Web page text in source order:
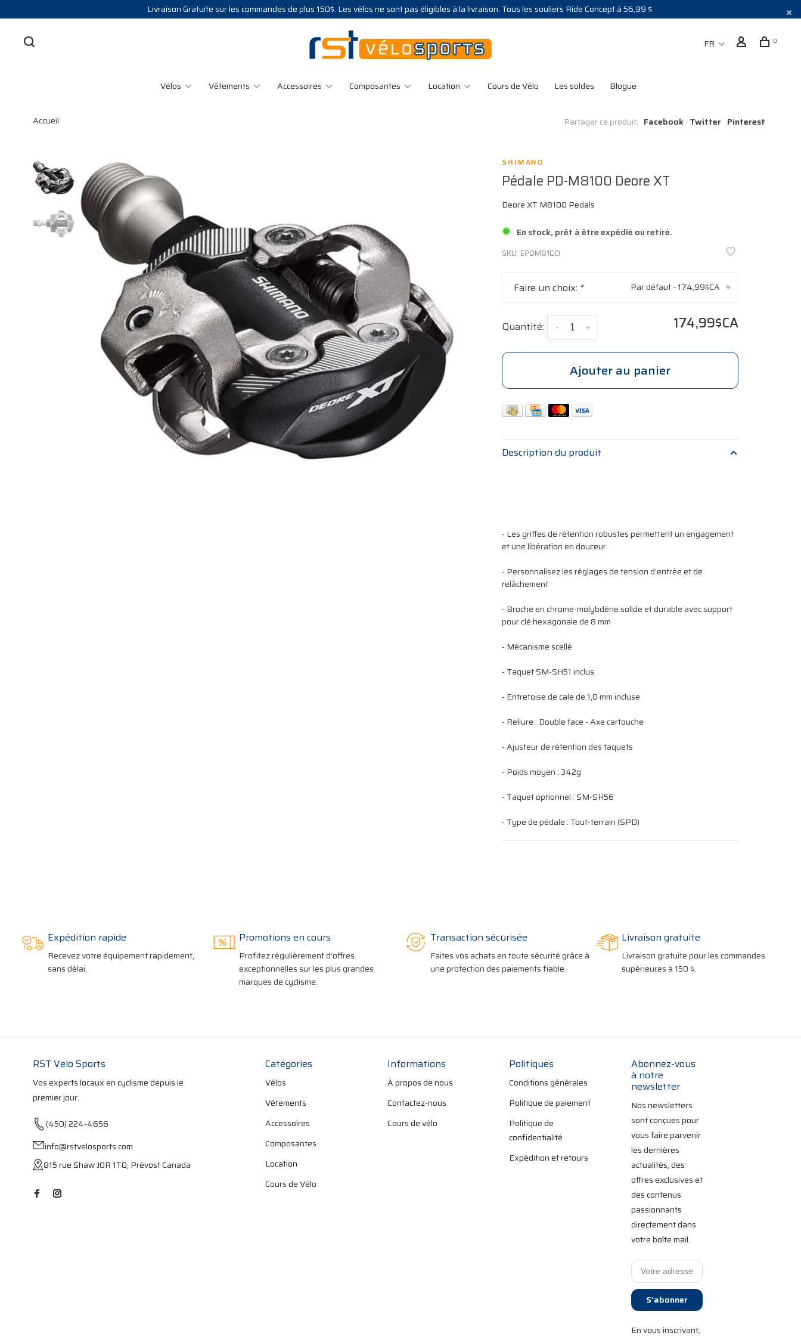
Livraison Gratuite sur les commandes de plus 150$. Les vélos ne sont pas éligibles à la livraison. Tous les souliers Ride Concept à 56,99 $.
FR 0
Vélos Vêtements Accessoires Composantes Location Cours de Vélo Les soldes Blogue
Accueil Partager ce produit: Facebook Twitter Pinterest
SHIMANO
Pédale PD-M8100 Deore XT
Deore XT M8100 Pedals
En stock, prêt à être expédié ou retiré.
SKU: EPDM8100
Faire un choix: * Par défaut - 174,99$CA ▾
Quantité: +
- 174,99$CA
Ajouter au panier
Description du produit
- Les griffes de rétention robustes permettent un engagement
et une libération en douceur
- Personnalisez les réglages de tension d'entrée et de
relâchement
- Broche en chrome-molybdène solide et durable avec support
pour clé hexagonale de 8 mm
- Mécanisme scellé
- Taquet SM-SH51 inclus
- Entretoise de cale de 1,0 mm incluse
- Reliure : Double face - Axe cartouche
- Ajusteur de rétention des taquets
- Poids moyen : 342g
- Taquet optionnel : SM-SH56
- Type de pédale : Tout-terrain (SPD)
Expédition rapide
Recevez votre équipement rapidement,
sans délai.
Promotions en cours
Profitez régulièrement d'offres
exceptionnelles sur les plus grandes
marques de cyclisme.
Transaction sécurisée
Faites vos achats en toute sécurité grâce à
une protection des paiements fiable.
Livraison gratuite
Livraison gratuite pour les commandes
supérieures à 150 $.
RST Velo Sports
Vos experts locaux en cyclisme depuis le
premier jour.
(450) 224-4656
info@rstvelosports.com
815 rue Shaw J0R 1T0, Prévost Canada
Catégories
Vélos
Vêtements
Accessoires
Composantes
Location
Cours de Vélo
Informations
À propos de nous
Contactez-nous
Cours de vélo
Politiques
Conditions générales
Politique de paiement
Politique de
confidentialité
Expédition et retours
Abonnez-vous
à notre
newsletter
Nos newsletters
sont conçues pour
vous faire parvenir
les dernières
actualités, des
offres exclusives et
des contenus
passionnants
directement dans
votre boîte mail.
S'abonner
En vous inscrivant,